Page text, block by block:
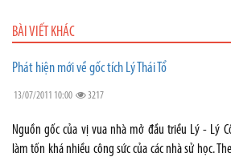
BÀI VIẾT KHÁC
Phát hiện mới về gốc tích Lý Thái Tổ
13/07/2011 10:00 3217
Nguồn gốc của vị vua nhà mở đầu triều Lý - Lý
làm tốn khá nhiều công sức của các nhà sử học.